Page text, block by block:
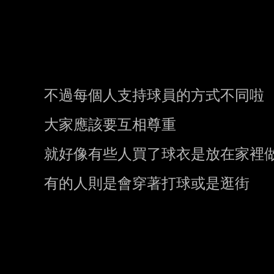
不過每個人支持球員的方式不同啦
大家應該要互相尊重
就好像有些人買了球衣是放在家裡
有的人則是會穿著打球或是逛街